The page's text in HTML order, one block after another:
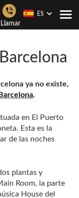
Llamar
ES
ya no existe,
.
en El Puerto
Esta es la
de las noches
plantas y
Room, la parte
House del